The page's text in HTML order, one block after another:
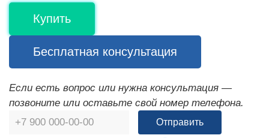
Купить
Бесплатная консультация
Если есть вопрос или нужна консультация —
позвоните или оставьте свой номер телефона.
Отправить